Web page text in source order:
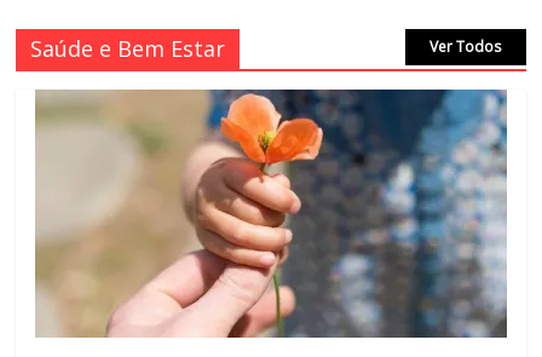
MORAL-POR-CIDINHA CASSIANO &
CIDA SIMONI
No Comments 1min read
SAGRADA FAMÍLIA – MAIA SOMEL
No Comments min read
VALE A PENA CULTIVAR A GENTILEZA?
No Comments 3min read
Saúde e Bem Estar Ver Todos